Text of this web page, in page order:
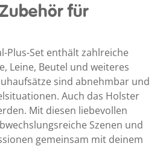
für
Plus-Set enthält zahlreiche
Leine, Beutel und weiteres
sind abnehmbar und
Auch das Holster
Mit diesen liebevollen
Szenen und
gemeinsam mit deinem